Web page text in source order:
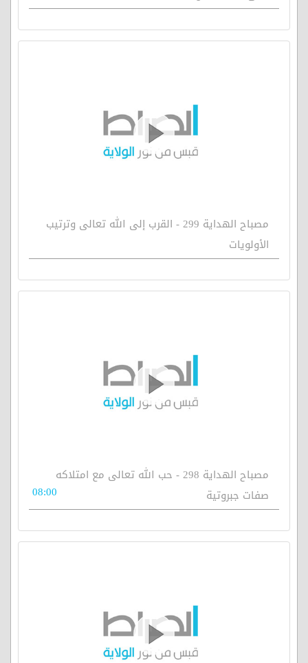
مصباح الهداية 299 - القرب إلى الله تعالى وترتيب
الأولويات
مصباح الهداية 298 - حب الله تعالى مع امتلاكه
صفات جبروتية
08:00